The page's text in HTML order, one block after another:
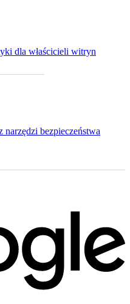
dla właścicieli witryn
bezpieczeństwa